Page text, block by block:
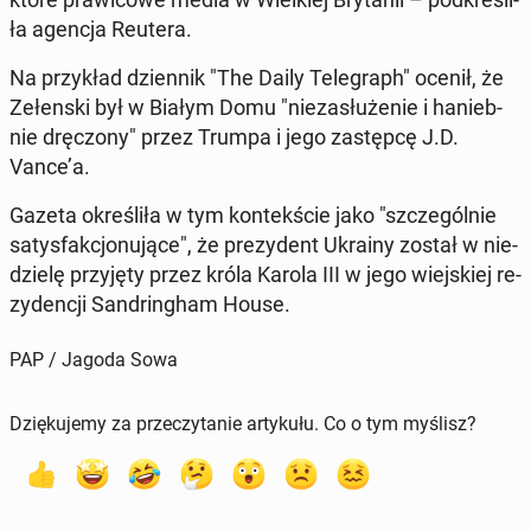
ła agencja Reutera.
Na przy­kład dzien­nik "The Daily Te­le­graph" ocenił, że
Ze­łen­ski był w Białym Domu "nie­za­słu­że­nie i ha­nieb­
nie drę­czo­ny" przez Trumpa i jego za­stęp­cę J.D.
Vance’a.
Gazeta okre­śli­ła w tym kon­tek­ście jako "szcze­gól­nie
sa­tys­fak­cjo­nu­ją­ce", że pre­zy­dent Ukrainy został w nie­
dzie­lę przy­ję­ty przez króla Karola III w jego wiej­skiej re­
zy­den­cji San­drin­gham House.
PAP / Jagoda Sowa
Dziękujemy za przeczytanie artykułu. Co o tym myślisz?